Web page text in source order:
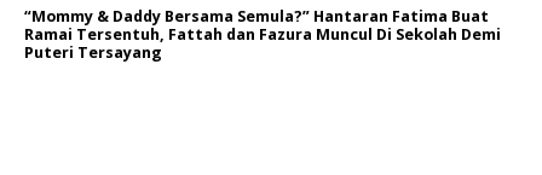
“Mommy & Daddy Bersama Semula?” Hantaran Fatima Buat
Ramai Tersentuh, Fattah dan Fazura Muncul Di Sekolah Demi
Puteri Tersayang